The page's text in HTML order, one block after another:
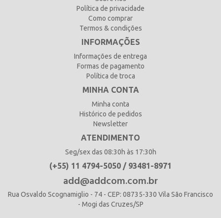
Política de privacidade
Como comprar
Termos & condições
INFORMAÇÕES
Informações de entrega
Formas de pagamento
Política de troca
MINHA CONTA
Minha conta
Histórico de pedidos
Newsletter
ATENDIMENTO
Seg/sex das 08:30h às 17:30h
(+55) 11 4794-5050 / 93481-8971
add@addcom.com.br
Rua Osvaldo Scognamiglio - 74 - CEP: 08735-330 Vila São Francisco
- Mogi das Cruzes/SP